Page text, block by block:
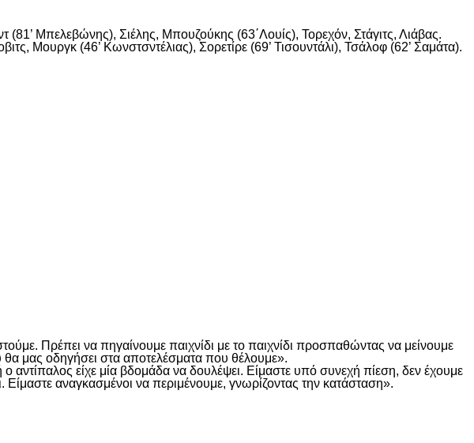
Μπελεβώνης), Σιέλης, Μπουζούκης (63΄Λουίς), Τορεχόν, Στάγιτς, Λιάβας.
Μουργκ (46’ Κωνστσντέλιας), Σορετίρε (69’ Τισουντάλι), Τσάλοφ (62’ Σαμάτα).
Πρέπει να πηγαίνουμε παιχνίδι με το παιχνίδι προσπαθώντας να μείνουμε
θα μας οδηγήσει στα αποτελέσματα που θέλουμε».
αντίπαλος είχε μία βδομάδα να δουλέψει. Είμαστε υπό συνεχή πίεση, δεν έχουμε
αναγκασμένοι να περιμένουμε, γνωρίζοντας την κατάσταση».